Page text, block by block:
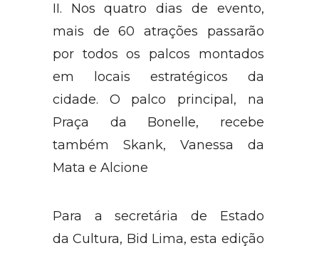
II. Nos quatro dias de evento,
mais de 60 atrações passarão
por todos os palcos montados
em locais estratégicos da
cidade. O palco principal, na
Praça da Bonelle, recebe
também Skank, Vanessa da
Mata e Alcione
Para a secretária de Estado
da Cultura, Bid Lima, esta edição